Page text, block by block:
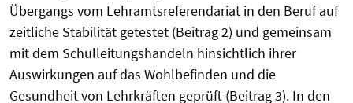
Übergangs vom Lehramtsreferendariat in den Beruf auf
zeitliche Stabilität getestet (Beitrag 2) und gemeinsam
mit dem Schulleitungshandeln hinsichtlich ihrer
Auswirkungen auf das Wohlbefinden und die
Gesundheit von Lehrkräften geprüft (Beitrag 3). In den